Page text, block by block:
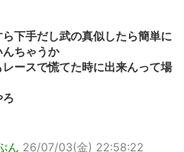
下手だし武の真似したら簡単に
ちゃうか
ースで慌てた時に出来んって場
ん 26/07/03(金) 22:58:22